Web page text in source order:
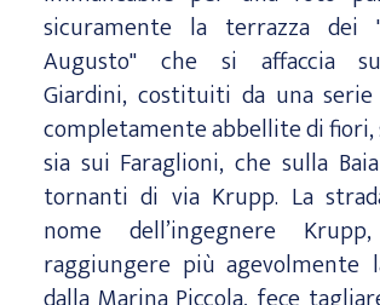
sicuramente la terrazza dei
Augusto" che si affaccia
Giardini, costituiti da una
completamente abbellite di fiori,
sia sui Faraglioni, che sulla
tornanti di via Krupp. La
nome dell’ingegnere
raggiungere più agevolmente